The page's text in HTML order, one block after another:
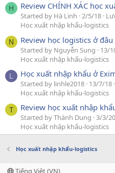
H Review CHÍNH XÁC học
Started by Hà Linh 2/5/18
Học xuất nhập khẩu-logistics
N Review học logistics ở
Started by Nguyễn Sung 13/
Học xuất nhập khẩu-logistics
L Học xuất nhập khẩu ở
Started by linhle2018 13/7/18
Học xuất nhập khẩu-logistics
T Review học xuất nhập
Started by Thành Dung 3/3/20
Học xuất nhập khẩu-logistics
Học xuất nhập khẩu-logistics
Tiếng Việt (VN)